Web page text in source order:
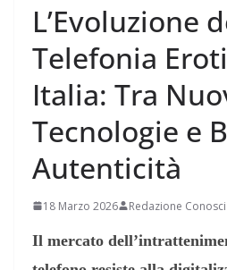
L’Evoluzione
Telefonia
Italia: Tra
Tecnologie e
Autenticità
18 Marzo 2026 Redazione
Il mercato